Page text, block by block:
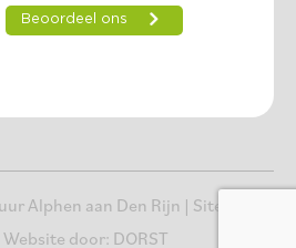
Alphen aan Den Rijn | Sitemap
Website door: DORST